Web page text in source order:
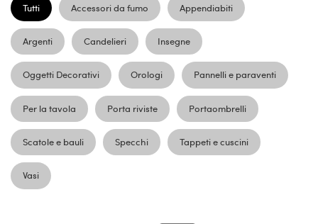
Tutti Accessori da fumo Appendiabiti
Argenti Candelieri Insegne
Oggetti Decorativi Orologi Pannelli e paraventi
Per la tavola Porta riviste Portaombrelli
Scatole e bauli Specchi Tappeti e cuscini
Vasi